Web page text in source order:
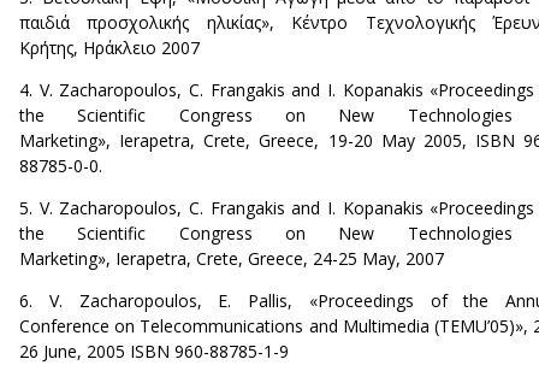
παιδιά προσχολικής ηλικίας», Κέντρο Τεχνολογικής
Κρήτης, Ηράκλειο 2007
4. V. Zacharopoulos, C. Frangakis and I. Kopanakis
the Scientific Congress on New Technologies
Marketing», Ierapetra, Crete, Greece, 19-20 May 2005, ISBN
88785-0-0.
5. V. Zacharopoulos, C. Frangakis and I. Kopanakis
the Scientific Congress on New Technologies
Marketing», Ierapetra, Crete, Greece, 24-25 May, 2007
6. V. Ζacharopoulos, E. Pallis, «Proceedings of the
Conference on Telecommunications and Multimedia (TEMU’05)»,
26 June, 2005 ISBN 960-88785-1-9